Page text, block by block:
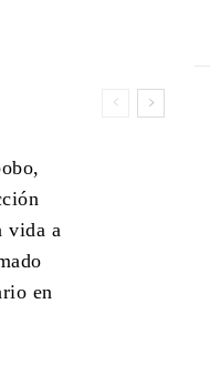
vida a
en